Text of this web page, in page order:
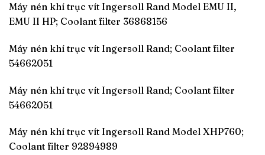
Máy nén khí trục vít Ingersoll Rand Model EMU II,
EMU II HP; Coolant filter 36868156
Máy nén khí trục vít Ingersoll Rand; Coolant filter
54662051
Máy nén khí trục vít Ingersoll Rand; Coolant filter
54662051
Máy nén khí trục vít Ingersoll Rand Model XHP760;
Coolant filter 92894989